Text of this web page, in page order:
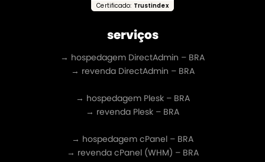
Certificado: Trustindex
serviços
→ hospedagem DirectAdmin – BRA
→ revenda DirectAdmin – BRA
→ hospedagem Plesk – BRA
→ revenda Plesk – BRA
→ hospedagem cPanel – BRA
→ revenda cPanel (WHM) – BRA